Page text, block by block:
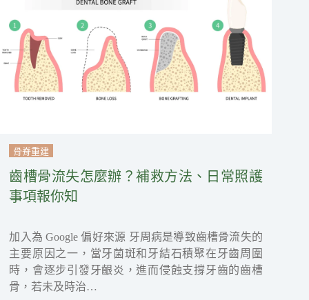
骨脊重建
齒槽骨流失怎麼辦？補救方法、日常照護
事項報你知
加入為 Google 偏好來源 牙周病是導致齒槽骨流失的
主要原因之一，當牙菌斑和牙結石積聚在牙齒周圍
時，會逐步引發牙齦炎，進而侵蝕支撐牙齒的齒槽
骨，若未及時治…